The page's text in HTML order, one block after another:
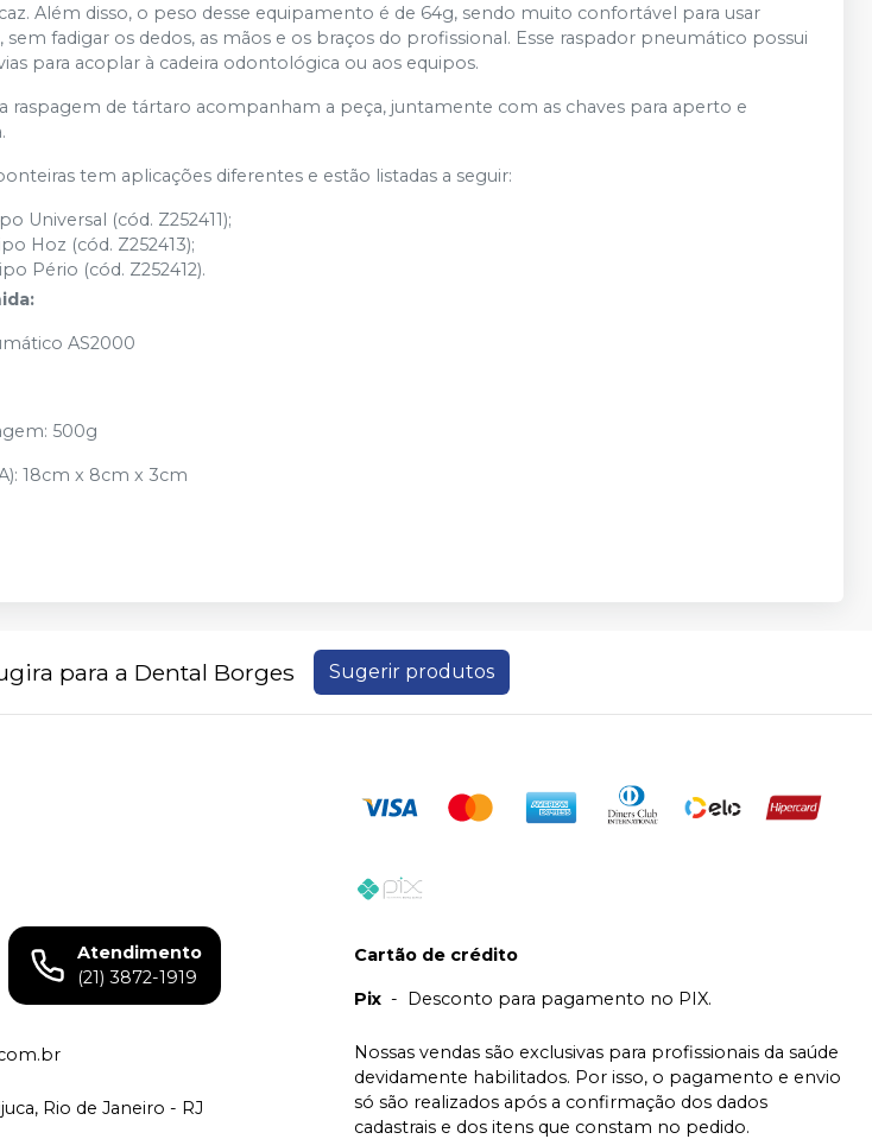
Além disso, o peso desse equipamento é de 64g, sendo muito confortável para usar
sem fadigar os dedos, as mãos e os braços do profissional. Esse raspador pneumático possui
para acoplar à cadeira odontológica ou aos equipos.
raspagem de tártaro acompanham a peça, juntamente com as chaves para aperto e
tem aplicações diferentes e estão listadas a seguir:
Universal (cód. Z252411);
Hoz (cód. Z252413);
Pério (cód. Z252412).
AS2000
500g
18cm x 8cm x 3cm
para a Dental Borges Sugerir produtos
Atendimento
(21) 3872-1919
Rio de Janeiro - RJ
Cartão de crédito
Pix - Desconto para pagamento no PIX.
Nossas vendas são exclusivas para profissionais da saúde
devidamente habilitados. Por isso, o pagamento e envio
só são realizados após a confirmação dos dados
cadastrais e dos itens que constam no pedido.